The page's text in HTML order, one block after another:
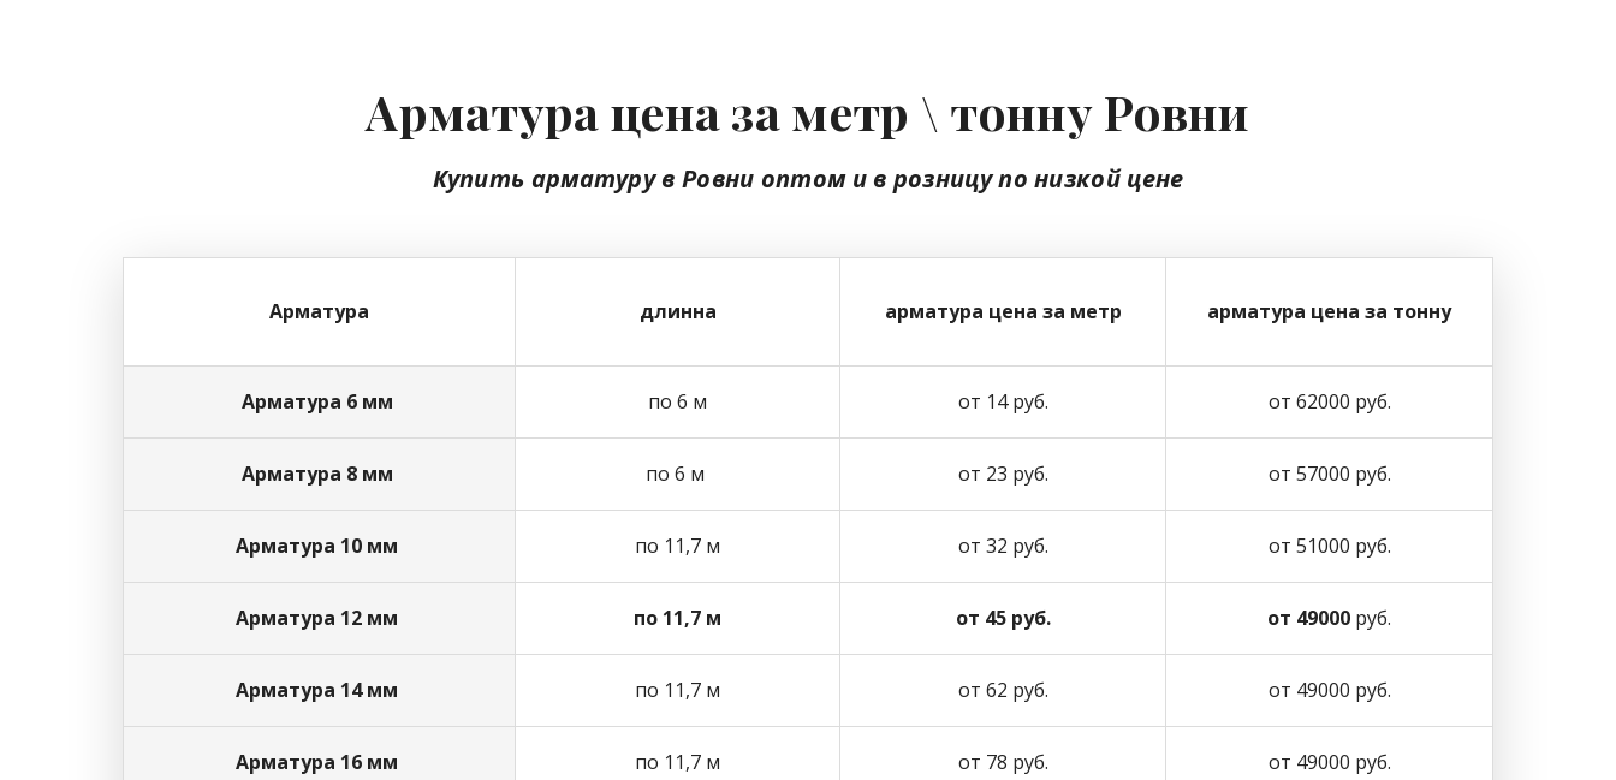
Арматура цена за метр \ тонну Ровни
Купить арматуру в Ровни оптоми в розницупо низкой цене
Арматура длинна арматура цена за метр арматура цена за тонну
Арматура 6 мм по 6 м от 14 руб. от 62000 руб.
Арматура 8 мм по 6 м от 23 руб. от 57000 руб.
Арматура 10 мм по 11,7 м от 32 руб. от 51000 руб.
Арматура 12 мм по 11,7 м от 45 руб. от 49000 руб.
Арматура 14 мм по 11,7 м от 62 руб. от 49000 руб.
Арматура 16 мм по 11,7 м от 78 руб. от 49000 руб.